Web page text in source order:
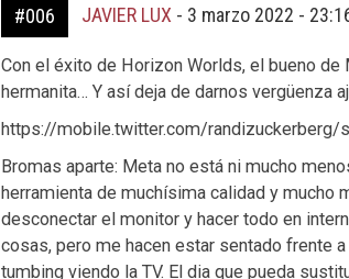
#006 JAVIER LUX - 3 marzo 2022 -
Con el éxito de Horizon Worlds, el bueno
hermanita… Y así deja de darnos vergüenza
https://mobile.twitter.com/
Bromas aparte: Meta no está ni mucho
herramienta de muchísima calidad y mucho
desconectar el monitor y hacer todo en
cosas, pero me hacen estar sentado frente
tumbing viendo la TV. El dia que pueda